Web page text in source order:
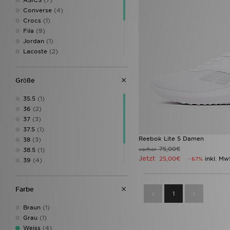
Converse (4)
Crocs (1)
Fila (9)
Jordan (1)
Lacoste (2)
On Running
Reebok
Saucony
Vans(1)
Grӧße
35.5 (1)
36 (2)
37 (3)
37.5 (1)
38 (3)
38.5 (1)
39 (4)
41(3)
Farbe
Braun (1)
Grau (1)
Weiss (4)
Reebok Lite 5 Damen
vorher75,00€
Jetzt 25,00€ - 67% inkl.
1